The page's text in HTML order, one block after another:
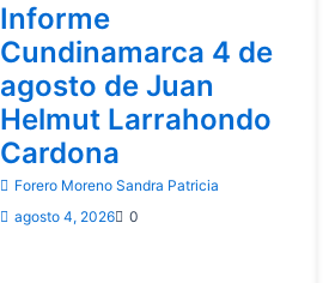
Informe
Cundinamarca 4 de
agosto de Juan
Helmut Larrahondo
Cardona
Forero Moreno Sandra Patricia
agosto 4, 2026
0